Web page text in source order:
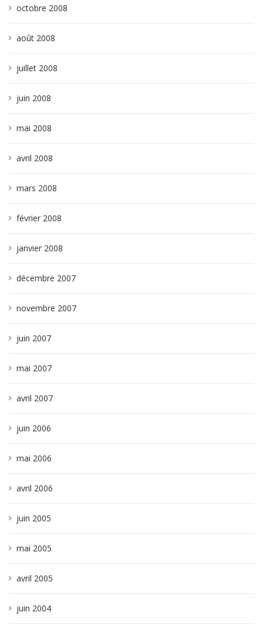
octobre 2008
août 2008
juillet 2008
juin 2008
mai 2008
avril 2008
mars 2008
février 2008
janvier 2008
décembre 2007
novembre 2007
juin 2007
mai 2007
avril 2007
juin 2006
mai 2006
avril 2006
juin 2005
mai 2005
avril 2005
juin 2004